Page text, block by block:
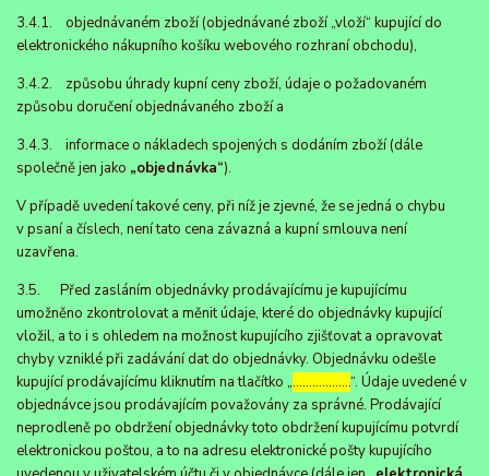
3.4.1. objednávaném zboží (objednávané zboží „vloží“ kupující do
elektronického nákupního košíku webového rozhraní obchodu),
3.4.2. způsobu úhrady kupní ceny zboží, údaje o požadovaném
způsobu doručení objednávaného zboží a
3.4.3. informace o nákladech spojených s dodáním zboží (dále
společně jen jako „objednávka“).
V případě uvedení takové ceny, při níž je zjevné, že se jedná o chybu
v psaní a číslech, není tato cena závazná a kupní smlouva není
uzavřena.
3.5. Před zasláním objednávky prodávajícímu je kupujícímu
umožněno zkontrolovat a měnit údaje, které do objednávky kupující
vložil, a to i s ohledem na možnost kupujícího zjišťovat a opravovat
chyby vzniklé při zadávání dat do objednávky. Objednávku odešle
kupující prodávajícímu kliknutím na tlačítko „………………“. Údaje uvedené v
objednávce jsou prodávajícím považovány za správné. Prodávající
neprodleně po obdržení objednávky toto obdržení kupujícímu potvrdí
elektronickou poštou, a to na adresu elektronické pošty kupujícího